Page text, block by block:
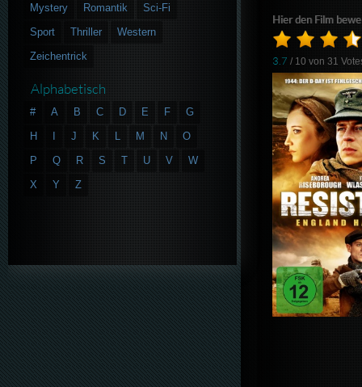
Hier den Film
3.7 / 10 von31
Mystery
Romantik
Sci-Fi
Sport
Thriller
Western
Zeichentrick
Alphabetisch
# A B C D E F
G
H
J K L M N
O
P
Q R S T U V
W
X
Y Z